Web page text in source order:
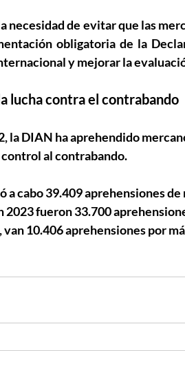
necesidad de evitar que las
obligatoria de la
y mejorar la
lucha contra el contrabando
la DIAN ha aprehendido
control al contrabando.
a cabo 39.409 aprehensiones
2023 fueron 33.700
10.406 aprehensiones por